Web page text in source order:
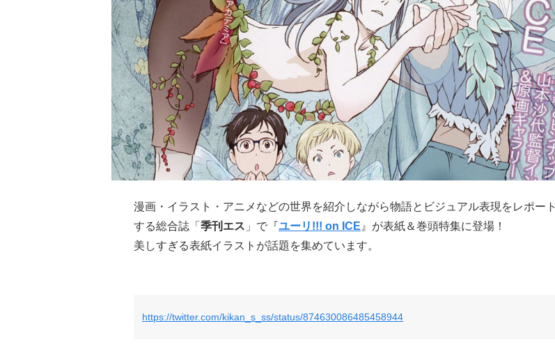
漫画・イラスト・アニメなどの世界を紹介しながら物語とビジュアル表現をレポート
する総合誌「 季刊エス 」で『ユーリ!!! on ICE 』が表紙＆巻頭特集に登場！
美しすぎる表紙イラストが話題を集めています。
https://twitter.com/kikan_s_ss/status/874630086485458944